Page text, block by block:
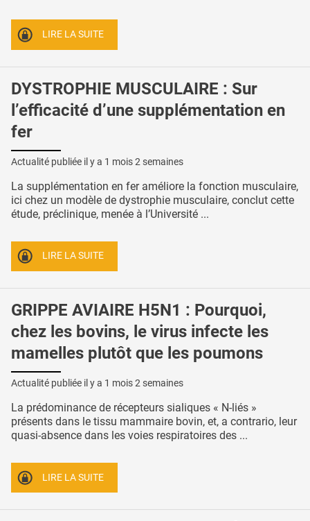
LIRE LA SUITE
DYSTROPHIE MUSCULAIRE : Sur
l’efficacité d’une supplémentation en
fer
Actualité publiée il y a 1 mois 2 semaines
La supplémentation en fer améliore la fonction musculaire,
ici chez un modèle de dystrophie musculaire, conclut cette
étude, préclinique, menée à l’Université ...
LIRE LA SUITE
GRIPPE AVIAIRE H5N1 : Pourquoi,
chez les bovins, le virus infecte les
mamelles plutôt que les poumons
Actualité publiée il y a 1 mois 2 semaines
La prédominance de récepteurs sialiques « N-liés »
présents dans le tissu mammaire bovin, et, a contrario, leur
quasi-absence dans les voies respiratoires des ...
LIRE LA SUITE